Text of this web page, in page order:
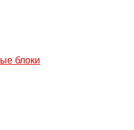
блоки